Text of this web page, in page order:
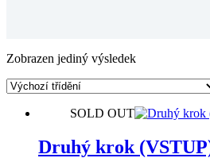
Zobrazen jediný výsledek
SOLD OUT
Druhý krok